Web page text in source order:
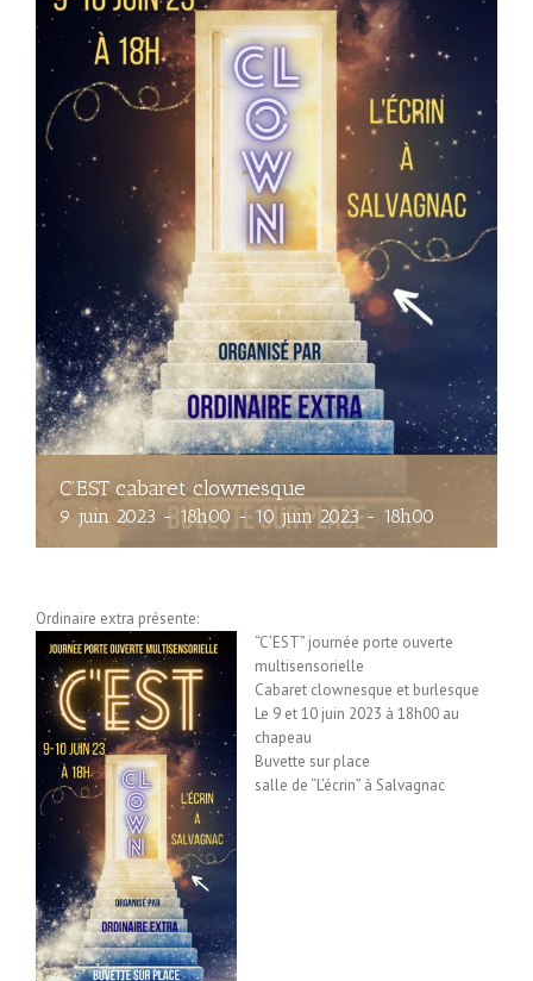
C’EST cabaret clownesque
9 juin 2023 - 18h00-10 juin 2023 - 18h00
Ordinaire extra présente:
“C’EST” journée porte ouverte
multisensorielle
Cabaret clownesque et burlesque
Le 9 et 10 juin 2023 à 18h00 au
chapeau
Buvette sur place
salle de “L’écrin” à Salvagnac